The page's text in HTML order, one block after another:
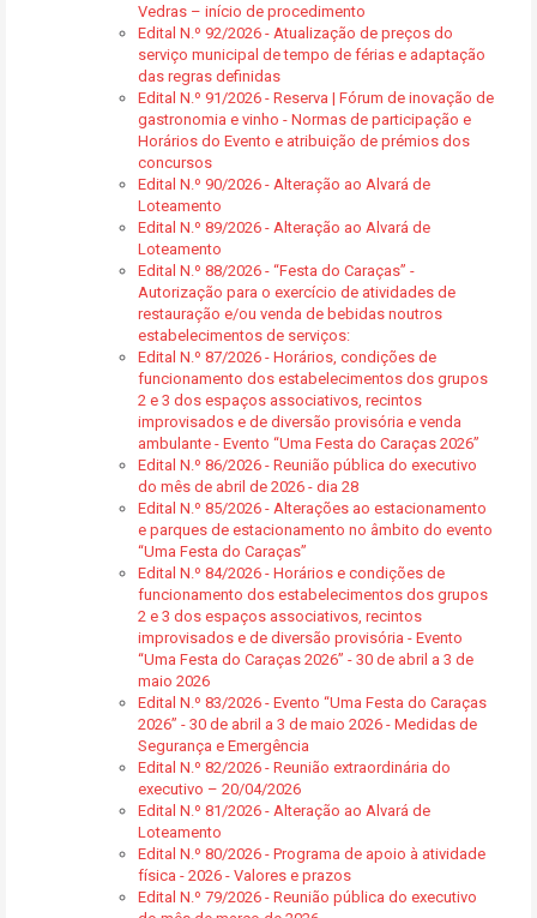
Vedras – início de procedimento
Edital N.º 92/2026 - Atualização de preços do
serviço municipal de tempo de férias e adaptação
das regras definidas
Edital N.º 91/2026 - Reserva | Fórum de inovação de
gastronomia e vinho - Normas de participação e
Horários do Evento e atribuição de prémios dos
concursos
Edital N.º 90/2026 - Alteração ao Alvará de
Loteamento
Edital N.º 89/2026 - Alteração ao Alvará de
Loteamento
Edital N.º 88/2026 - “Festa do Caraças” -
Autorização para o exercício de atividades de
restauração e/ou venda de bebidas noutros
estabelecimentos de serviços:
Edital N.º 87/2026 - Horários, condições de
funcionamento dos estabelecimentos dos grupos
2 e 3 dos espaços associativos, recintos
improvisados e de diversão provisória e venda
ambulante - Evento “Uma Festa do Caraças 2026”
Edital N.º 86/2026 - Reunião pública do executivo
do mês de abril de 2026 - dia 28
Edital N.º 85/2026 - Alterações ao estacionamento
e parques de estacionamento no âmbito do evento
“Uma Festa do Caraças”
Edital N.º 84/2026 - Horários e condições de
funcionamento dos estabelecimentos dos grupos
2 e 3 dos espaços associativos, recintos
improvisados e de diversão provisória - Evento
“Uma Festa do Caraças 2026” - 30 de abril a 3 de
maio 2026
Edital N.º 83/2026 - Evento “Uma Festa do Caraças
2026” - 30 de abril a 3 de maio 2026 - Medidas de
Segurança e Emergência
Edital N.º 82/2026 - Reunião extraordinária do
executivo – 20/04/2026
Edital N.º 81/2026 - Alteração ao Alvará de
Loteamento
Edital N.º 80/2026 - Programa de apoio à atividade
física - 2026 - Valores e prazos
Edital N.º 79/2026 - Reunião pública do executivo